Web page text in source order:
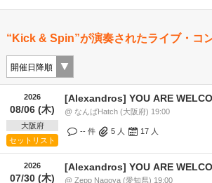
“Kick & Spin”が演奏されたライブ・コ
2026
08/06 (木)
大阪府
セットリスト
[Alexandros] YOU ARE
@ なんばHatch (大阪府) 19:00
-- 件 5 人 17 人
2026
07/30 (木)
[Alexandros] YOU ARE
@ Zepp Nagoya (愛知県) 19:00